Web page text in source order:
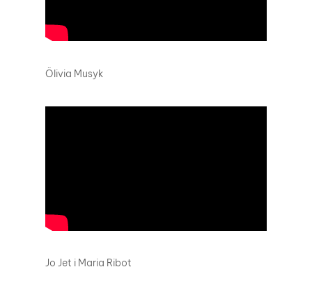
Ölivia Musyk
Jo Jet i Maria Ribot